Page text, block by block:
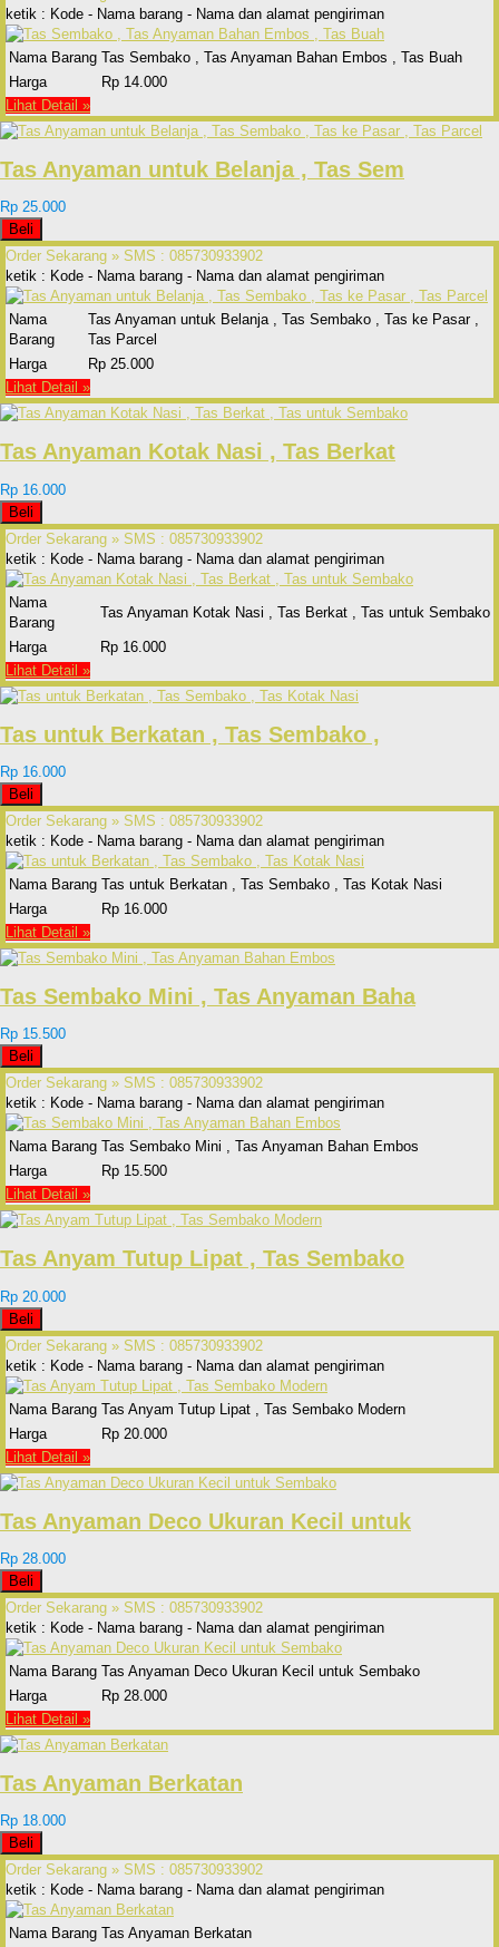
ketik : Kode - Nama barang - Nama dan alamat pengiriman
Nama Barang Tas Sembako , Tas Anyaman Bahan Embos , Tas Buah
Harga
Rp 14.000
Lihat Detail »
Tas Anyaman untuk Belanja , Tas Sem
Rp 25.000
Beli
Order Sekarang » SMS : 085730933902
ketik : Kode - Nama barang - Nama dan alamat pengiriman
Nama
Barang
Tas Anyaman untuk Belanja , Tas Sembako , Tas ke Pasar ,
Tas Parcel
Harga
Rp 25.000
Lihat Detail »
Tas Anyaman Kotak Nasi , Tas Berkat
Rp 16.000
Beli
Order Sekarang » SMS : 085730933902
ketik : Kode - Nama barang - Nama dan alamat pengiriman
Nama
Barang
Tas Anyaman Kotak Nasi , Tas Berkat , Tas untuk Sembako
Harga
Rp 16.000
Lihat Detail »
Tas untuk Berkatan , Tas Sembako ,
Rp 16.000
Beli
Order Sekarang » SMS : 085730933902
ketik : Kode - Nama barang - Nama dan alamat pengiriman
Nama Barang Tas untuk Berkatan , Tas Sembako , Tas Kotak Nasi
Harga
Rp 16.000
Lihat Detail »
Tas Sembako Mini , Tas Anyaman Baha
Rp 15.500
Beli
Order Sekarang » SMS : 085730933902
ketik : Kode - Nama barang - Nama dan alamat pengiriman
Nama Barang Tas Sembako Mini , Tas Anyaman Bahan Embos
Harga
Rp 15.500
Lihat Detail »
Tas Anyam Tutup Lipat , Tas Sembako
Rp 20.000
Beli
Order Sekarang » SMS : 085730933902
ketik : Kode - Nama barang - Nama dan alamat pengiriman
Nama Barang Tas Anyam Tutup Lipat , Tas Sembako Modern
Harga
Rp 20.000
Lihat Detail »
Tas Anyaman Deco Ukuran Kecil untuk
Rp 28.000
Beli
Order Sekarang » SMS : 085730933902
ketik : Kode - Nama barang - Nama dan alamat pengiriman
Nama Barang Tas Anyaman Deco Ukuran Kecil untuk Sembako
Harga
Rp 28.000
Lihat Detail »
Tas Anyaman Berkatan
Rp 18.000
Beli
Order Sekarang » SMS : 085730933902
ketik : Kode - Nama barang - Nama dan alamat pengiriman
Nama Barang Tas Anyaman Berkatan